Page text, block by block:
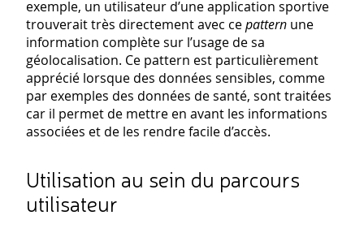
exemple, un utilisateur d’une application sportive
trouverait très directement avec cepattern une
information complète sur l’usage de sa
géolocalisation. Ce pattern est particulièrement
apprécié lorsque des données sensibles, comme
par exemples des données de santé, sont traitées
car il permet de mettre en avant les informations
associées et de les rendre facile d’accès.
Utilisation au sein du parcours
utilisateur